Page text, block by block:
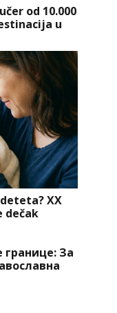
od 10.000
u
XX
dečak
границе: За